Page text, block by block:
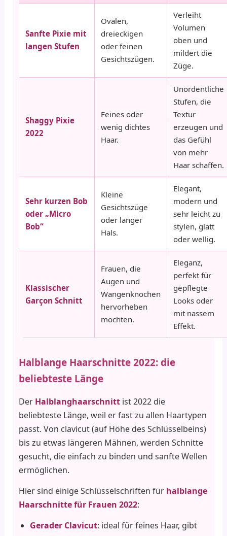
Sanfte Pixie mit
langen Stufen
Ovalen,
dreieckigen
oder feinen
Gesichtszügen.
Verleiht
Volumen
oben und
mildert die
Züge.
Shaggy Pixie
2022
Feines oder
wenig dichtes
Haar.
Unordentliche
Stufen, die
Textur
erzeugen und
das Gefühl
von mehr
Haar schaffen.
Sehr kurzen Bob
oder „Micro
Bob“
Kleine
Gesichtszüge
oder langer
Hals.
Elegant,
modern und
sehr leicht zu
stylen, glatt
oder wellig.
Klassischer
Garçon Schnitt
Frauen, die
Augen und
Wangenknochen
hervorheben
möchten.
Eleganz,
perfekt für
gepflegte
Looks oder
mit nassem
Effekt.
Halblange Haarschnitte 2022: die
beliebteste Länge
Der Halblanghaarschnitt ist 2022 die
beliebteste Länge, weil er fast zu allen Haartypen
passt. Von clavicut (auf Höhe des Schlüsselbeins)
bis zu etwas längeren Mähnen, werden Schnitte
gesucht, die einfach zu binden und sanfte Wellen
ermöglichen.
Hier sind einige Schlüsselschriften für halblange
Haarschnitte für Frauen 2022:
Gerader Clavicut: ideal für feines Haar, gibt